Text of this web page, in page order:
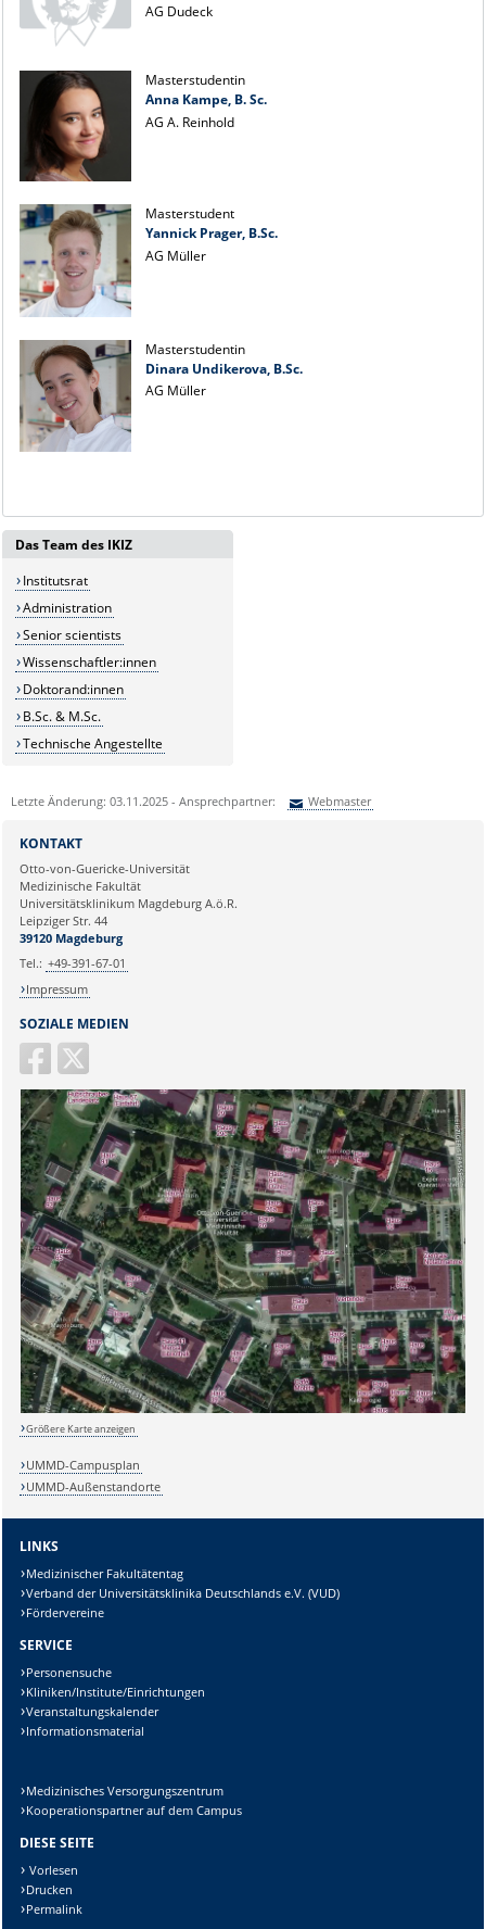
AG Dudeck
Masterstudentin
Anna Kampe, B. Sc.
AG A. Reinhold
Masterstudent
Yannick Prager, B.Sc.
AG Müller
Masterstudentin
Dinara Undikerova, B.Sc.
AG Müller
Das Team des IKIZ
Institutsrat
Administration
Senior scientists
Wissenschaftler:innen
Doktorand:innen
B.Sc. & M.Sc.
Technische Angestellte
Letzte Änderung: 03.11.2025 - Ansprechpartner: Webmaster
Ihre E-Mailadresse:
Ihr Anliegen:
SOZIALE MEDIEN
KONTAKT
Otto-von-Guericke-Universität
Medizinische Fakultät
Universitätsklinikum Magdeburg A.ö.R.
Leipziger Str. 44
39120 Magdeburg
Tel.: +49-391-67-01
Impressum
Größere Karte anzeigen
UMMD-Campusplan
UMMD-Außenstandorte
LINKS
Medizinischer Fakultätentag
Verband der Universitätsklinika Deutschlands e.V. (VUD)
Fördervereine
SERVICE
Personensuche
Kliniken/Institute/Einrichtungen
Veranstaltungskalender
Informationsmaterial
Medizinisches Versorgungszentrum
Kooperationspartner auf dem Campus
DIESE SEITE
Vorlesen
Drucken
Permalink